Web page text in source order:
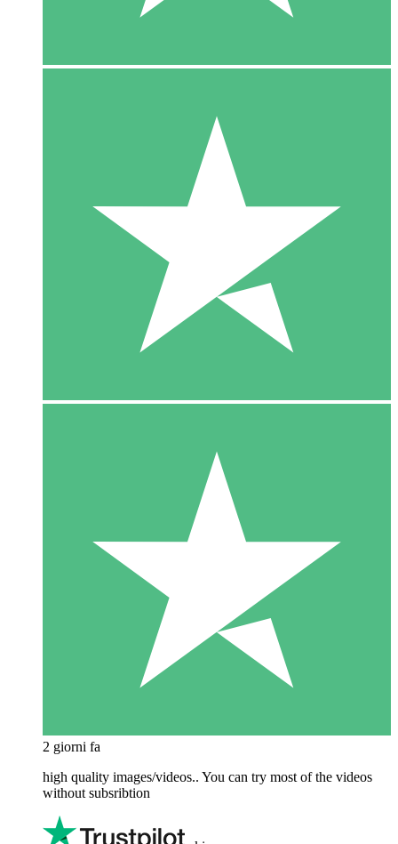
2 giorni fa
high quality images/videos.. You can try most of the videos
without subsribtion